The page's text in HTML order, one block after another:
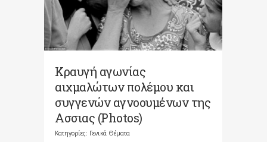
Κραυγή αγωνίας
αιχμαλώτων πολέμου και
συγγενών αγνοουμένων της
Ασσιας (Photos)
Κατηγορίες: Γενικά Θέματα